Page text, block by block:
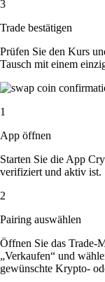
3
Trade bestätigen
Prüfen Sie den Kurs
Tausch mit einem
1
App öffnen
Starten Sie die App
verifiziert und aktiv ist.
2
Pairing auswählen
Öffnen Sie das Trade-
„Verkaufen“ und
gewünschte Krypto-